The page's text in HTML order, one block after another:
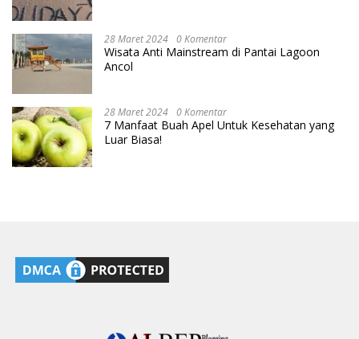
28 Maret 2024 0 Komentar
Wisata Anti Mainstream di Pantai Lagoon
Ancol
28 Maret 2024 0 Komentar
7 Manfaat Buah Apel Untuk Kesehatan yang
Luar Biasa!